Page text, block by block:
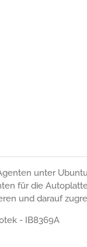
unter
für die
und darauf
- IB8369A